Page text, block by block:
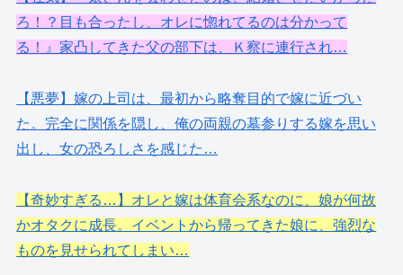
ろ！？目も合ったし、オレに惚れてるのは分かって
る！』家凸してきた父の部下は、Ｋ察に連行され…
【悪夢】嫁の上司は、最初から略奪目的で嫁に近づい
た。完全に関係を隠し、俺の両親の墓参りする嫁を思い
出し、女の恐ろしさを感じた…
【奇妙すぎる…】オレと嫁は体育会系なのに、娘が何故
かオタクに成長。イベントから帰ってきた娘に、強烈な
ものを見せられてしまい…